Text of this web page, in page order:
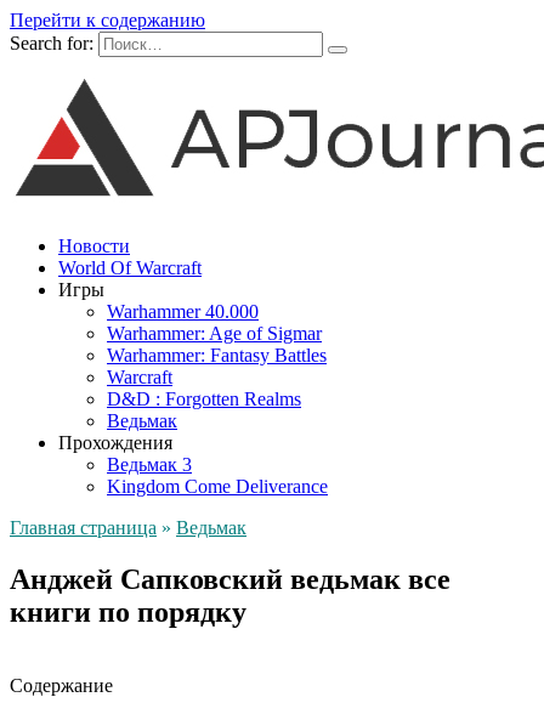
Перейти к содержанию
Search for:
Новости
World Of Warcraft
Игры
Warhammer 40.000
Warhammer: Age of Sigmar
Warhammer: Fantasy Battles
Warcraft
D&D : Forgotten Realms
Ведьмак
Прохождения
Ведьмак 3
Kingdom Come Deliverance
Главная страница » Ведьмак
Анджей Сапковский ведьмак все
книги по порядку
Содержание